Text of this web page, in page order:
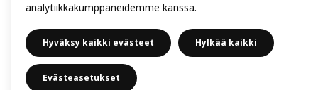
analytiikkakumppaneidemme kanssa.
Hyväksy kaikki evästeet Hylkää kaikki
Evästeasetukset